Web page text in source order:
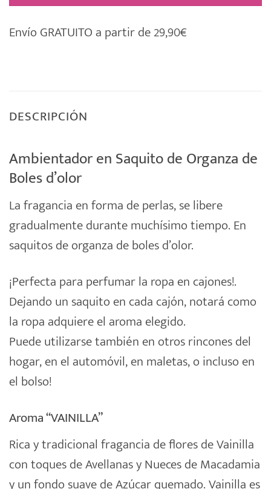
Envío GRATUITO a partir de 29,90€
DESCRIPCIÓN
Ambientador en Saquito de Organza de
Boles d’olor
Lafragancia en forma de perlas, se libere
gradualmente durante muchísimo tiempo. En
saquitos de organza deboles d’olor.
¡Perfecta para perfumar la ropa en cajones!.
Dejando un saquito en cada cajón, notará como
la ropa adquiere el aroma elegido.
Puede utilizarse también en otros rincones del
hogar, en el automóvil, en maletas, o incluso en
el bolso!
Aroma “VAINILLA”
Rica y tradicional fragancia de flores de Vainilla
con toques de Avellanas y Nueces de Macadamia
y un fondo suave de Azúcar quemado. Vainilla es